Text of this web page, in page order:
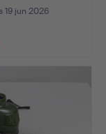
19 jun 2026